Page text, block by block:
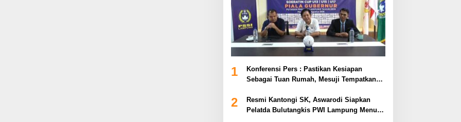
1
Konferensi Pers : Pastikan Kesiapan
Sebagai Tuan Rumah, Mesuji Tempatkan
Piala Gubernur Lampung
2
Resmi Kantongi SK, Aswarodi Siapkan
Pelatda Bulutangkis PWI Lampung Menuju